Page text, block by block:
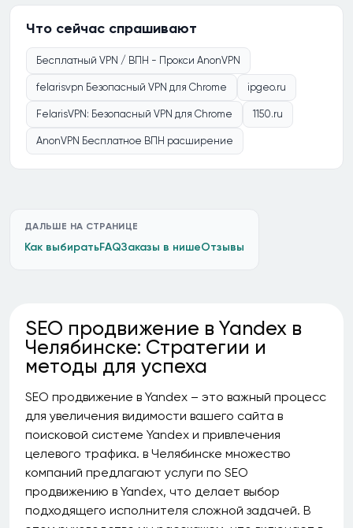
Что сейчас спрашивают
Бесплатный VPN / ВПН - Прокси AnonVPN
felarisvpn Безопасный VPN для Chrome ipgeo.ru
FelarisVPN: Безопасный VPN для Chrome 1150.ru
AnonVPN Бесплатное ВПН расширение
ДАЛЬШЕ НА СТРАНИЦЕ
Как выбиратьFAQЗаказы в нишеОтзывы
SEO продвижение в Yandex в
Челябинске: Стратегии и
методы для успеха
SEO продвижение в Yandex – это важный процесс
для увеличения видимости вашего сайта в
поисковой системе Yandex и привлечения
целевого трафика. в Челябинске множество
компаний предлагают услуги по SEO
продвижению в Yandex, что делает выбор
подходящего исполнителя сложной задачей. В